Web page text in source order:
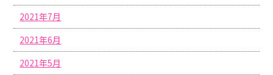
2021年7月
2021年6月
2021年5月